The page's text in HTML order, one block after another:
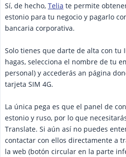
Sí, de hecho, Telia te permite
estonio para tu negocio y pagarlo
bancaria corporativa.
Solo tienes que darte de alta con tu
hagas, selecciona el nombre de tu
personal) y accederás an página
tarjeta SIM 4G.
La única pega es que el panel de
estonio y ruso, por lo que
Translate. Si aún así no puedes
contactar con ellos directamente a
la web (botón circular en la parte